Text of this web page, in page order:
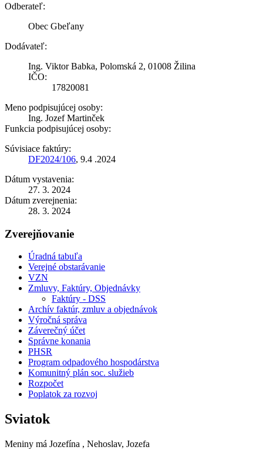
Odberateľ:
Obec Gbeľany
Dodávateľ:
Ing. Viktor Babka, Polomská 2, 01008 Žilina
IČO:
17820081
Meno podpisujúcej osoby:
Ing. Jozef Martinček
Funkcia podpisujúcej osoby:
Súvisiace faktúry:
DF2024/106, 9.4 .2024
Dátum vystavenia:
27. 3. 2024
Dátum zverejnenia:
28. 3. 2024
Zverejňovanie
Úradná tabuľa
Verejné obstarávanie
VZN
Zmluvy, Faktúry, Objednávky
Faktúry - DSS
Archív faktúr, zmluv a objednávok
Výročná správa
Záverečný účet
Správne konania
PHSR
Program odpadového hospodárstva
Komunitný plán soc. služieb
Rozpočet
Poplatok za rozvoj
Sviatok
Meniny má Jozefína , Nehoslav, Jozefa